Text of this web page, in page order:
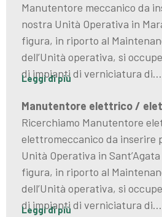
Manutentore meccanico da
nostra Unità Operativa in
figura, in riporto al
dell’Unità operativa, si
di impianti di verniciatura di…
Leggi di più
Manutentore elettrico /
Ricerchiamo Manutentore
elettromeccanico da inserire
Unità Operativa in Sant’Agata
figura, in riporto al
dell’Unità operativa, si
di impianti di verniciatura di…
Leggi di più